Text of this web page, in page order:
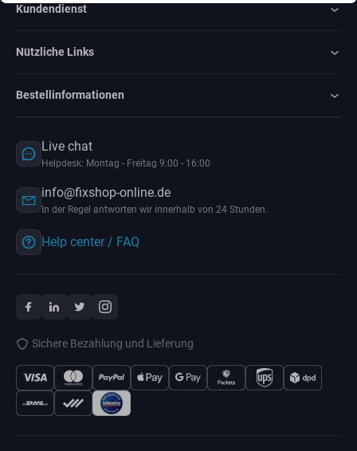
Kundendienst
Nützliche Links
Bestellinformationen
Live chat
Helpdesk: Montag - Freitag 9:00 - 16:00
info@fixshop-online.de
In der Regel antworten wir innerhalb von 24 Stunden.
Help center / FAQ
Sichere Bezahlung und Lieferung